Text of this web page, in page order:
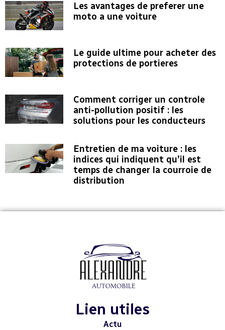
Les avantages de preferer une
moto a une voiture
Le guide ultime pour acheter des
protections de portieres
Comment corriger un controle
anti-pollution positif : les
solutions pour les conducteurs
Entretien de ma voiture : les
indices qui indiquent qu’il est
temps de changer la courroie de
distribution
Lien utiles
Actu